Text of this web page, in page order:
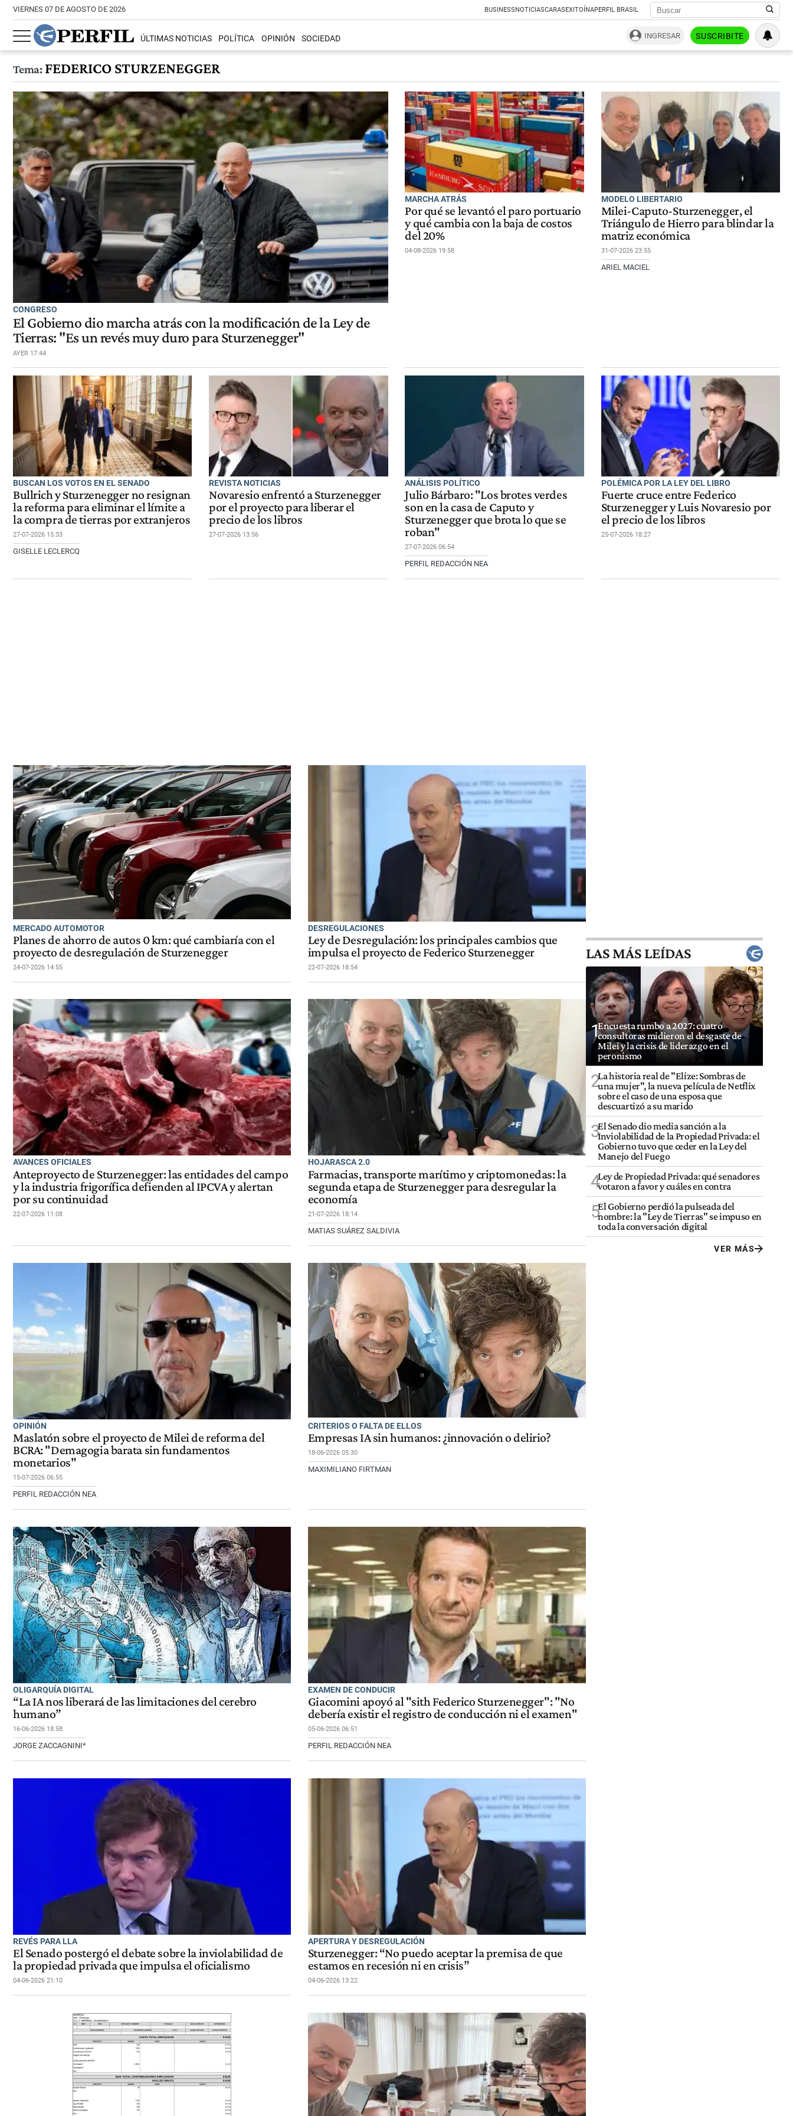
VIERNES 07 DE AGOSTO DE 2026 BUSINESSNOTICIASCARASEXITOÍNAPERFIL BRASIL
ÚLTIMAS NOTICIAS POLÍTICA OPINIÓN SOCIEDAD INGRESAR SUSCRIBITE
Tema:FEDERICO STURZENEGGER
CONGRESO
El Gobierno dio marcha atrás con la modificación de la Ley de
Tierras: "Es un revés muy duro para Sturzenegger"
AYER 17:44
MARCHA ATRÁS
Por qué se levantó el paro portuario
y qué cambia con la baja de costos
del 20%
04-08-2026 19:58
MODELO LIBERTARIO
Milei-Caputo-Sturzenegger, el
Triángulo de Hierro para blindar la
matriz económica
31-07-2026 23:55
ARIEL MACIEL
BUSCAN LOS VOTOS EN EL SENADO
Bullrich y Sturzenegger no resignan
la reforma para eliminar el límite a
la compra de tierras por extranjeros
27-07-2026 15:33
GISELLE LECLERCQ
REVISTA NOTICIAS
Novaresio enfrentó a Sturzenegger
por el proyecto para liberar el
precio de los libros
27-07-2026 13:56
ANÁLISIS POLÍTICO
Julio Bárbaro: "Los brotes verdes
son en la casa de Caputo y
Sturzenegger que brota lo que se
roban"
27-07-2026 06:54
PERFIL REDACCIÓN NEA
POLÉMICA POR LA LEY DEL LIBRO
Fuerte cruce entre Federico
Sturzenegger y Luis Novaresio por
el precio de los libros
25-07-2026 18:27
MERCADO AUTOMOTOR
Planes de ahorro de autos 0 km: qué cambiaría con el
proyecto de desregulación de Sturzenegger
24-07-2026 14:55
DESREGULACIONES
Ley de Desregulación: los principales cambios que
impulsa el proyecto de Federico Sturzenegger
22-07-2026 18:54
AVANCES OFICIALES
Anteproyecto de Sturzenegger: las entidades del campo
y la industria frigorífica defienden al IPCVA y alertan
por su continuidad
22-07-2026 11:08
HOJARASCA 2.0
Farmacias, transporte marítimo y criptomonedas: la
segunda etapa de Sturzenegger para desregular la
economía
21-07-2026 18:14
MATIAS SUÁREZ SALDIVIA
OPINIÓN
Maslatón sobre el proyecto de Milei de reforma del
BCRA: "Demagogia barata sin fundamentos
monetarios"
15-07-2026 06:55
PERFIL REDACCIÓN NEA
CRITERIOS O FALTA DE ELLOS
Empresas IA sin humanos: ¿innovación o delirio?
18-06-2026 05:30
MAXIMILIANO FIRTMAN
OLIGARQUÍA DIGITAL
“La IA nos liberará de las limitaciones del cerebro
humano”
16-06-2026 18:58
JORGE ZACCAGNINI*
EXAMEN DE CONDUCIR
Giacomini apoyó al "sith Federico Sturzenegger": "No
debería existir el registro de conducción ni el examen"
05-06-2026 06:51
PERFIL REDACCIÓN NEA
REVÉS PARA LLA
El Senado postergó el debate sobre la inviolabilidad de
la propiedad privada que impulsa el oficialismo
04-06-2026 21:10
APERTURA Y DESREGULACIÓN
Sturzenegger: “No puedo aceptar la premisa de que
estamos en recesión ni en crisis”
04-06-2026 13:22
LAS MÁS LEÍDAS
1Encuesta rumbo a 2027: cuatro
consultoras midieron el desgaste de
Milei y la crisis de liderazgo en el
peronismo
2La historia real de "Elize: Sombras de
una mujer", la nueva película de Netflix
sobre el caso de una esposa que
descuartizó a su marido
3El Senado dio media sanción a la
Inviolabilidad de la Propiedad Privada: el
Gobierno tuvo que ceder en la Ley del
Manejo del Fuego
4Ley de Propiedad Privada: qué senadores
votaron a favor y cuáles en contra
5El Gobierno perdió la pulseada del
nombre: la "Ley de Tierras" se impuso en
toda la conversación digital
VER MÁS